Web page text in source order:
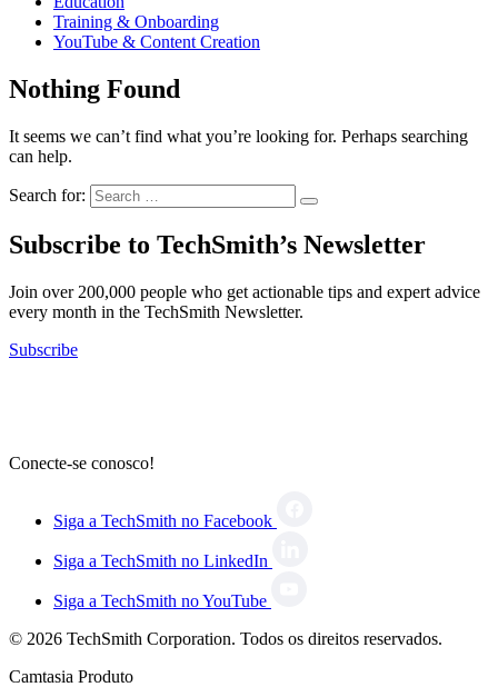
Training & Onboarding
YouTube & Content Creation
Nothing Found
It seems we can’t find what you’re looking for. Perhaps searching
can help.
Search for:
Subscribe to TechSmith’s Newsletter
Join over 200,000 people who get actionable tips and expert advice
every month in the TechSmith Newsletter.
Subscribe
Conecte-se conosco!
Siga a TechSmith no Facebook
Siga a TechSmith no LinkedIn
Siga a TechSmith no YouTube
© 2026 TechSmith Corporation. Todos os direitos reservados.
Camtasia Produto